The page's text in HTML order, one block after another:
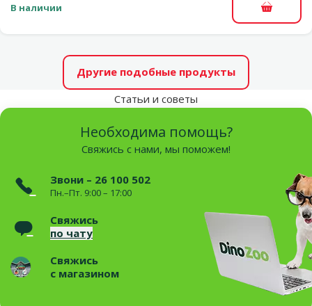
В наличии В
Другие подобные продукты
Статьи и советы
Необходима помощь?
Свяжись с нами, мы поможем!
Звони – 26 100 502
Пн.–Пт. 9:00 – 17:00
Свяжись
по чату
Свяжись
с магазином